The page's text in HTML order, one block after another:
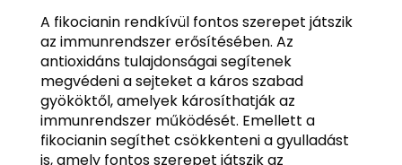
A fikocianin rendkívül fontos szerepet játszik
az immunrendszer erősítésében. Az
antioxidáns tulajdonságai segítenek
megvédeni a sejteket a káros szabad
gyököktől, amelyek károsíthatják az
immunrendszer működését. Emellett a
fikocianin segíthet csökkenteni a gyulladást
is, amely fontos szerepet játszik az